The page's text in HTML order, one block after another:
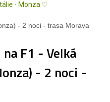
- Monza ♡
- 2 noci - trasa Morava
F1 - Velká
- 2 noci -